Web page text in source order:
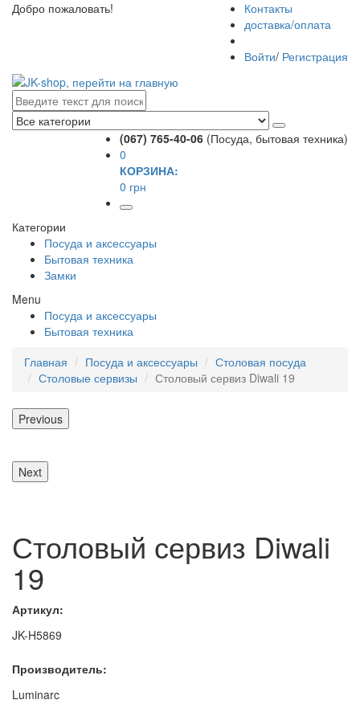
Добро пожаловать!
Контакты
доставка/оплата
Войти/ Регистрация
(067) 765-40-06 (Посуда, бытовая техника)
0
КОРЗИНА:
0 грн
Категории
Посуда и аксессуары
Бытовая техника
Замки
Menu
Посуда и аксессуары
Бытовая техника
Главная
Посуда и аксессуары
Столовая посуда
Столовые сервизы
Столовый сервиз Diwali 19
Previous
Next
Столовый сервиз Diwali
19
Артикул:
JK-H5869
Производитель:
Luminarc